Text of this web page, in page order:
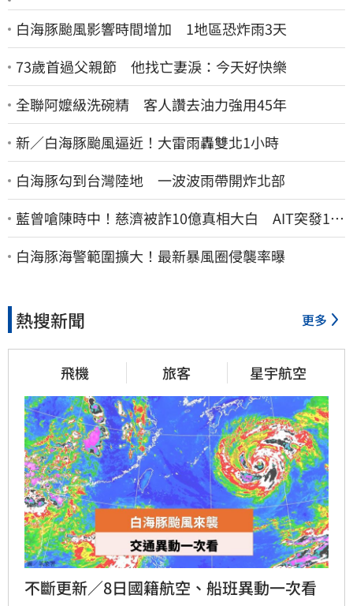
白海豚颱風影響時間增加 1地區恐炸雨3天
73歲首過父親節 他找亡妻淚：今天好快樂
全聯阿嬤級洗碗精 客人讚去油力強用45年
新／白海豚颱風逼近！大雷雨轟雙北1小時
白海豚勾到台灣陸地 一波波雨帶開炸北部
藍曾嗆陳時中！慈濟被詐10億真相大白 AIT突發1文
酸爆…他笑：真的很會
白海豚海警範圍擴大！最新暴風圈侵襲率曝
熱搜新聞 更多
飛機 旅客 星宇航空
不斷更新／8日國籍航空、船班異動一次看